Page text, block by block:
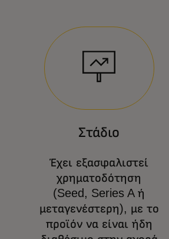
Στάδιο
Έχει εξασφαλιστεί
χρηματοδότηση
(Seed, Series A ή
μεταγενέστερη), με το
προϊόν να είναι ήδη